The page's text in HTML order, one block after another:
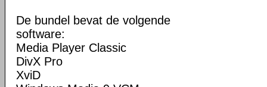
De bundel bevat de volgende
software:
Media Player Classic
DivX Pro
XviD